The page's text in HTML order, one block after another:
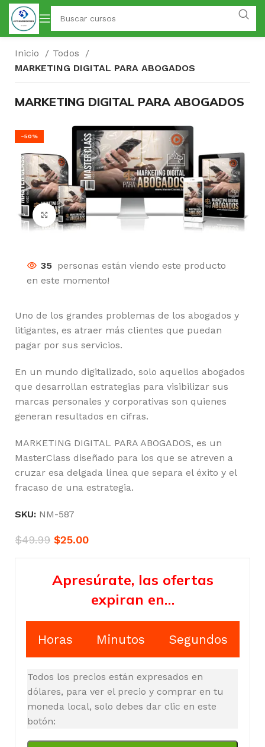
Inicio
Todos
MARKETING DIGITAL PARA ABOGADOS
MARKETING DIGITAL PARA ABOGADOS
-50%
Click para agrandar
35 personas están viendo este producto
en este momento!
Uno de los grandes problemas de los abogados y
litigantes, es atraer más clientes que puedan
pagar por sus servicios.
En un mundo digitalizado, solo aquellos abogados
que desarrollan estrategias para visibilizar sus
marcas personales y corporativas son quienes
generan resultados en cifras.
MARKETING DIGITAL PARA ABOGADOS, es un
MasterClass diseñado para los que se atreven a
cruzar esa delgada línea que separa el éxito y el
fracaso de una estrategia.
SKU: NM-587
$49.99 $25.00
Apresúrate, las ofertas
expiran en…
Horas Minutos Segundos
Todos los precios están expresados en
dólares, para ver el precio y comprar en tu
moneda local, solo debes dar clic en este
botón: